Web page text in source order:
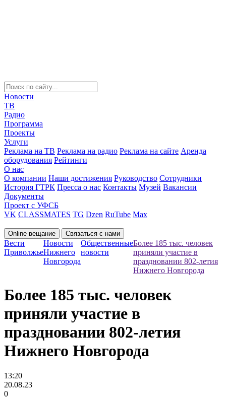
Новости
ТВ
Радио
Программа
Проекты
Услуги
Реклама на ТВ Реклама на радио Реклама на сайте Аренда
оборудования Рейтинги
О нас
О компании Наши достижения Руководство Сотрудники
История ГТРК Пресса о нас Контакты Музей Вакансии
Документы
Проект с УФСБ
VK CLASSMATES TG Dzen RuTube Max
Online вещание Связаться с нами
Вести
Приволжье
Новости
Нижнего
Новгорода
Общественные
новости
Более 185 тыс. человек
приняли участие в
праздновании 802-летия
Нижнего Новгорода
Более 185 тыс. человек
приняли участие в
праздновании 802-летия
Нижнего Новгорода
13:20
20.08.23
0